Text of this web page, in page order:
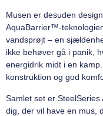
Musen er desuden
AquaBarrier™-
vandsprøjt – en
ikke behøver gå i panik,
energidrik midt i en
konstruktion og god
Samlet set er
dig, der vil have en mus,